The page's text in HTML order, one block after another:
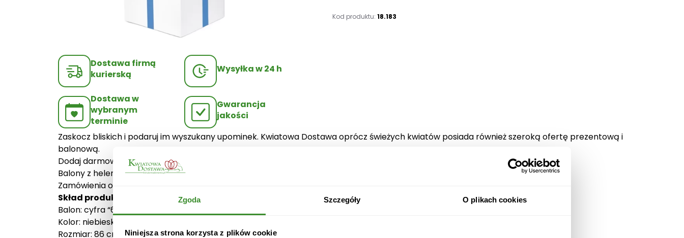
Zgoda Szczegóły O plikach cookies
Niniejsza strona korzysta z plików cookie
Dostawa firmą
kurierską
Wysyłka w 24 h
Dostawa w
wybranym
terminie
Gwarancja
jakości
ć
e
b
Kod produktu:18.183
Zaskocz bliskich i podaruj im wyszukany upominek. Kwiatowa Dostawa oprócz świeżych kwiatów posiada również szeroką ofertę prezentową i
balonową.
Dodaj darmowy bilecik, a nasza Poczta dotrze pod wskazany adres na terenie całej Polski.
Balony z helem dostarczone są przez kurierów DHL, DPD lub InPost.
Zamówienia opłacone do godziny 12 mogą już następnego dnia roboczego cieszyć osobę obdarowaną.
Skład produktu:
Balon: cyfra “6”
Kolor: niebieski
Rozmiar: 86 cm